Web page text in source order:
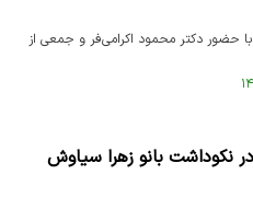
با حضور دکتر محمود اکرامی‌فر و جمعی از
در نکوداشت بانو زهرا سیاوش